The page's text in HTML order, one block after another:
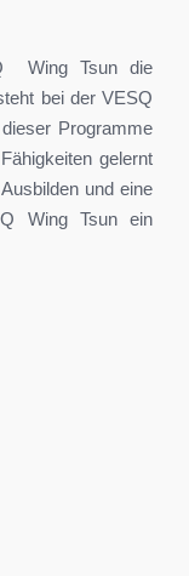
Wing Tsun die
bei der VESQ
Programme
gelernt
und eine
Wing Tsun ein